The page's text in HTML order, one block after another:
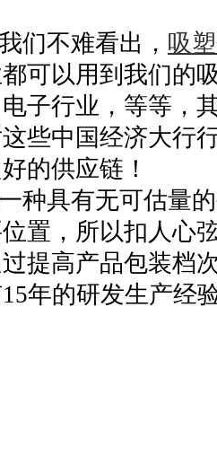
不难看出 ， 吸
可以用到我们的
子行业，等等，
些中国经济大行
的供应链！
具有无可估量的
置，所以扣人心
提高产品包装档
年的研发生产经